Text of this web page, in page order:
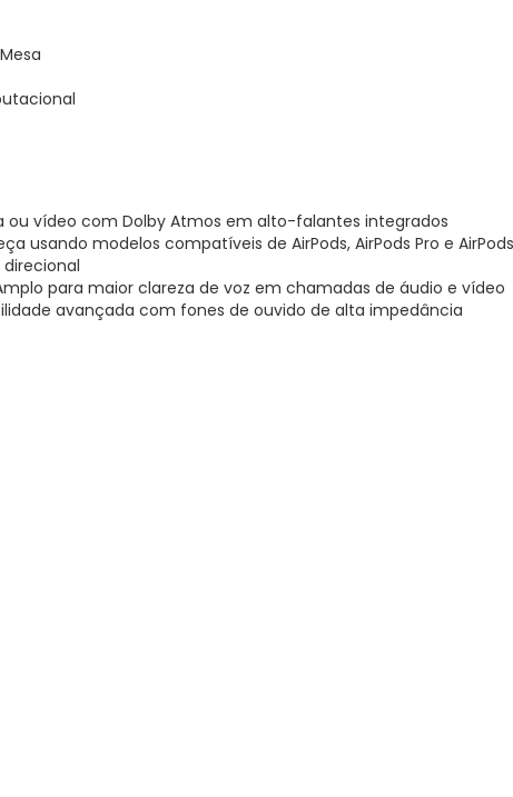
ou vídeo com Dolby Atmos em alto-falantes integrados
usando modelos compatíveis de AirPods, AirPods Pro e
para maior clareza de voz em chamadas de áudio e vídeo
avançada com fones de ouvido de alta impedância